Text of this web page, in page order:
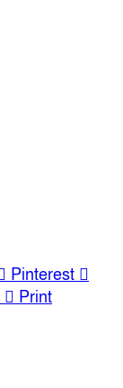
Pinterest
Print